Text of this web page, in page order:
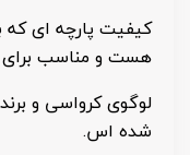
کیفیت پارچه ای
هست و مناسب
لوگوی کرواسی و
شده اس.